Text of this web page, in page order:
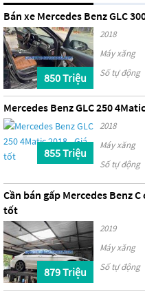
Bán xe Mercedes Benz GLC
850 Triệu
2018
Máy xăng
Số tự động
Mercedes Benz GLC 250
855 Triệu
2018
Máy xăng
Số tự động
Cần bán gấp Mercedes Benz C
tốt
879 Triệu
2019
Máy xăng
Số tự động